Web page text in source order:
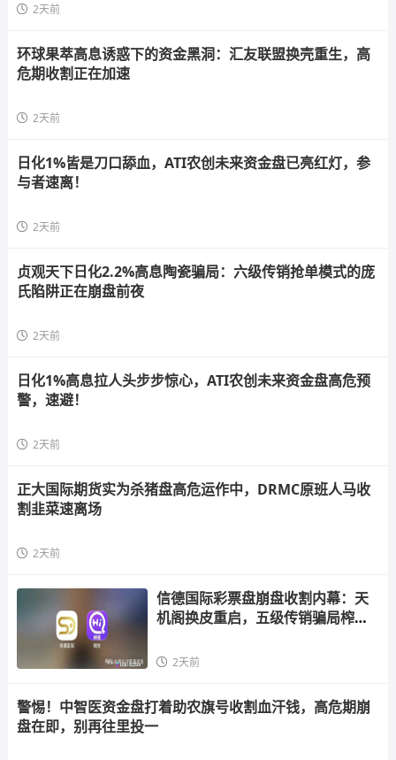
2天前
环球果萃高息诱惑下的资金黑洞：汇友联盟换壳重生，高
危期收割正在加速
2天前
日化1%皆是刀口舔血，ATI农创未来资金盘已亮红灯，参
与者速离！
2天前
贞观天下日化2.2%高息陶瓷骗局：六级传销抢单模式的庞
氏陷阱正在崩盘前夜
2天前
日化1%高息拉人头步步惊心，ATI农创未来资金盘高危预
警，速避！
2天前
正大国际期货实为杀猪盘高危运作中，DRMC原班人马收
割韭菜速离场
2天前
信德国际彩票盘崩盘收割内幕：天
机阁换皮重启，五级传销骗局榨干
2天前
警惕！中智医资金盘打着助农旗号收割血汗钱，高危期崩
盘在即，别再往里投一